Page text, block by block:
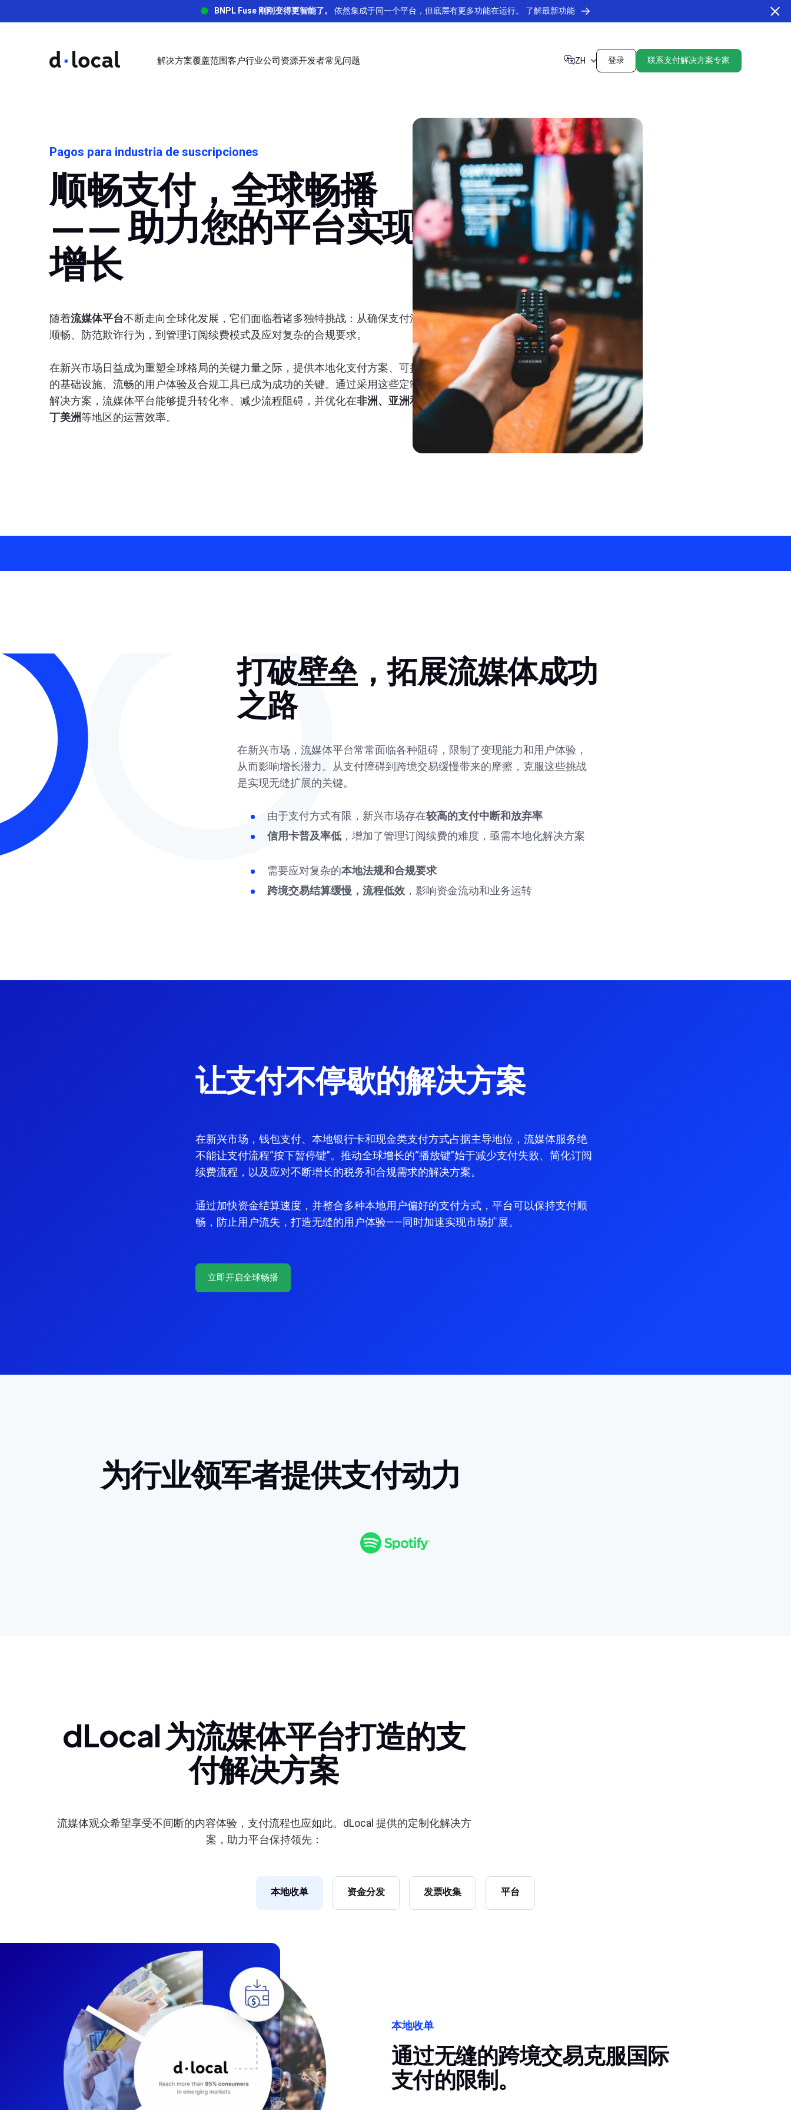
BNPL Fuse 刚刚变得更智能了。 依然集成于同一个平台，但底层有更多功能在运行。 了解最新功能
解决方案覆盖范围客户行业公司资源开发者常见问题 ZH 登录 联系支付解决方案专家
本地收单
支持本地支付方式，提高转化率
了解更多
资金下发
在所有新兴市场合规地跨境下发资金
了解更多
dLocal 一站式多平台服务
适合您平台的一站式支付解决方案
反欺诈风控管理
实时监控、退款管理工具、争议解决服务和
数据分析。
账单收款
简化您的账单收款流程
非洲和中东
沙特阿拉伯 喀麦隆
科特迪瓦
阿拉伯联合酋长国（阿联
酋）
埃及
肯尼亚
尼日利亚
坦桑尼亚
乌干达
孟加拉国
菲律宾
印度尼西亚 日本
马来西亚 巴基斯坦
拉丁美洲
阿根廷 玻利维亚
巴西 智利
哥斯达黎加
厄瓜多尔
危地马拉
墨西哥 尼加拉瓜
巴拿马
秘鲁 多米尼加共和国
乌拉圭
了解更多
了解更多
零售
汇款/金融科技
网约车/餐饮外卖
加密货币
其他行业
为您的数字平台和订阅服务提供可靠的支付解决方案，确保顺畅的客户互动和全球覆
了解更多
在线学习
为您的在线学习平台提供支付解决方案，支持
本地偏好并为全球学生和教师提供可靠的交易
流媒体
通过本地化解决方案简化您的流媒体平台支
付，确保交易顺畅并提升客户留存率。
游戏
通过安全的实时支付处理提升您的游戏平台，
旨在提高用户满意度和货币化能力。
SaaS
为您的SaaS业务构建支付基础设施，简化交
易并支持跨区域增长。
了解更多
查看我们最新的财务情况和即将举行的活动。
了解更多
品牌指南
揭示 dLocal 的品牌识别并探索我们的指南和资源
了解更多
Press releases
dLocal 的最新公告。
了解更多
Newsletter
获取新兴市场的每月支付更新。
了解更多
访问博客
深入我们精心挑选的内容，旨在快速推动您的扩张。 获取见解和市场趋势。
了解更多
赢在新兴：新兴市场支付实战指南
在非洲、亚洲和拉丁美洲成功使用本地和替代支付方式
了解更多
Glossary
一个全面的在线词汇表，旨在阐明与支付相关的术语和概
念。
Dialogues
发现行业领导者的重要见解
了解更多
了解更多 了解更多
Test and explore the API
using our Postman collection.
Monitor real-time
performance and service
health.
更快集成。
Pagos para industria de suscripciones
顺畅支付，全球畅播
—— 助力您的平台实现
增长
随着流媒体平台不断走向全球化发展，它们面临着诸多独特挑战：从确保支付流程
顺畅、防范欺诈行为，到管理订阅续费模式及应对复杂的合规要求。
在新兴市场日益成为重塑全球格局的关键力量之际，提供本地化支付方案、可扩展
的基础设施、流畅的用户体验及合规工具已成为成功的关键。通过采用这些定制化
解决方案，流媒体平台能够提升转化率、减少流程阻碍，并优化在非洲、亚洲和拉
丁美洲等地区的运营效率。
打破壁垒，拓展流媒体成功
之路
在新兴市场，流媒体平台常常面临各种阻碍，限制了变现能力和用户体验，
从而影响增长潜力。从支付障碍到跨境交易缓慢带来的摩擦，克服这些挑战
是实现无缝扩展的关键。
由于支付方式有限，新兴市场存在较高的支付中断和放弃率
信用卡普及率低，增加了管理订阅续费的难度，亟需本地化解决方案
需要应对复杂的本地法规和合规要求
跨境交易结算缓慢，流程低效，影响资金流动和业务运转
让支付不停歇的解决方案
在新兴市场，钱包支付、本地银行卡和现金类支付方式占据主导地位，流媒体服务绝
不能让支付流程“按下暂停键”。推动全球增长的“播放键”始于减少支付失败、简化订阅
续费流程，以及应对不断增长的税务和合规需求的解决方案。
通过加快资金结算速度，并整合多种本地用户偏好的支付方式，平台可以保持支付顺
畅，防止用户流失，打造无缝的用户体验——同时加速实现市场扩展。
立即开启全球畅播
为行业领军者提供支付动力
dLocal 为流媒体平台打造的支
付解决方案
流媒体观众希望享受不间断的内容体验，支付流程也应如此。dLocal 提供的定制化解决方
案，助力平台保持领先：
本地收单 资金分发 发票收集 平台
本地收单
通过无缝的跨境交易克服国际
支付的限制。